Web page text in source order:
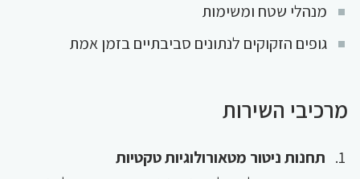
מנהלי שטח ומשימות
גופים הזקוקים לנתונים סביבתיים בזמן אמת
מרכיבי השירות
תחנות ניטור מטאורולוגיות טקטיות